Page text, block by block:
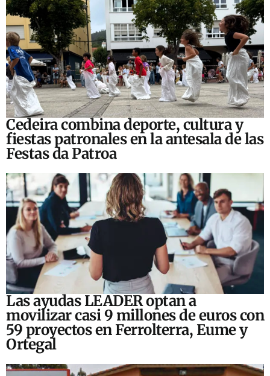
Cedeira combina deporte, cultura y
fiestas patronales en la antesala de las
Festas da Patroa
Las ayudas LEADER optan a
movilizar casi 9 millones de euros con
59 proyectos en Ferrolterra, Eume y
Ortegal